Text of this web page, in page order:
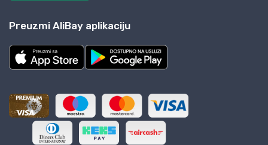
Preuzmi AliBay aplikaciju